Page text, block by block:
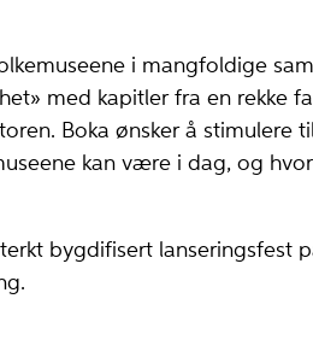
i mangfoldige
med kapitler fra en rekke
Boka ønsker å stimulere
kan være i dag, og
bygdifisert lanseringsfest